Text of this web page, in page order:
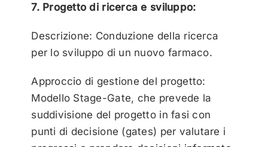
7. Progetto di ricerca e sviluppo:
Descrizione: Conduzione della ricerca
per lo sviluppo di un nuovo farmaco.
Approccio di gestione del progetto:
Modello Stage-Gate, che prevede la
suddivisione del progetto in fasi con
punti di decisione (gates) per valutare i